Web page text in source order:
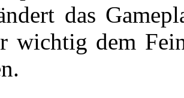
das
wichtig dem